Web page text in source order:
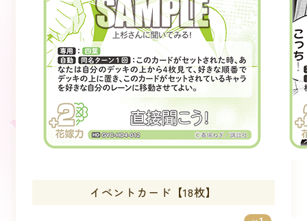
イベントカード【18枚】